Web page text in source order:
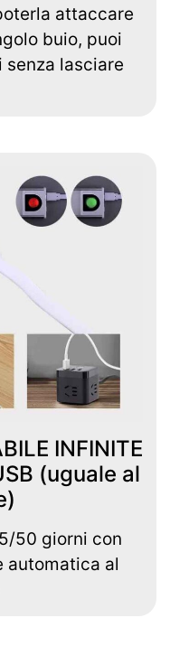
attaccare
buio, puoi
senza lasciare
INFINITE
(uguale al
50 giorni con
automatica al